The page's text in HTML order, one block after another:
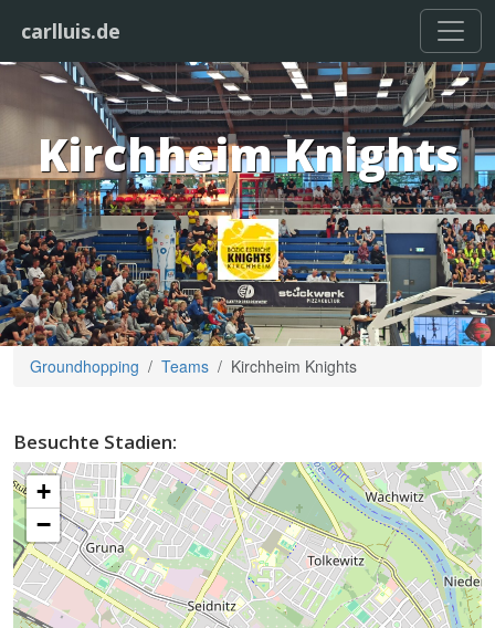
carlluis.de
Kirchheim Knights
Groundhopping Teams Kirchheim Knights
Besuchte Stadien:
+
−